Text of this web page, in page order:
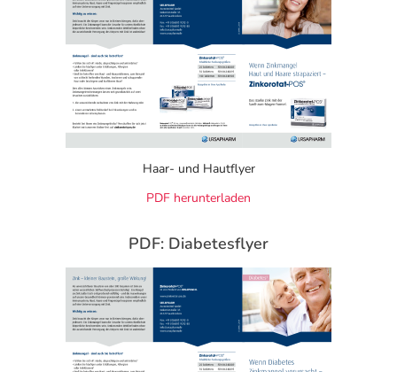
oder Haarwachstum beeinträchtigen. Einem Zinkmangel
sollte man daher vorbeugen oder bei einem bestehenden
Mangel frühzeitig aktiv werden. Schafft man es nicht, den
Zinkbedarf allein über die Ernährung abzudecken, kann ein
Arzneimittel die ausreichende Versorgung mit dem
wichtigen Spurenelement unterstützen. Zinkorotat-POS®
lässt sich individuell dosieren und damit exakt auf den
persönlichen Zinkbedarf abstimmen. Dank des speziellen
Schutzfilms können die Tabletten den Magen
unbeschädigt passieren, die empfindliche
Zink erst im Dünndarm und kann dort optimal vom Körper
aufgenommen und verwertet werden. Zinkorotat-POS®
ist gut verträglich. Das Arzneimittel ist auch zur Therapie
von Zinkmangelzuständen in Schwangerschaft und
Stillzeit sowie für Kinder ab vier Jahren geeignet.
Organische Zinkverbindung für gute
Haar- und Hautflyer
PDF herunterladen
PDF: Diabetesflyer